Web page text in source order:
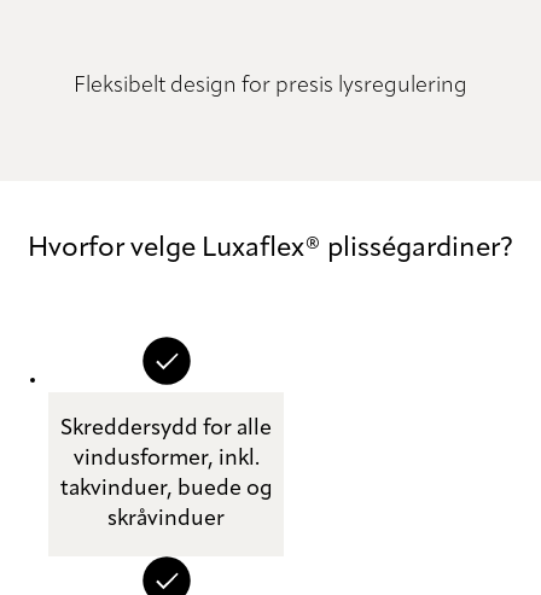
Fleksibelt design for presis lysregulering
Hvorfor velge Luxaflex® plisségardiner?
Skreddersydd for alle
vindusformer, inkl.
takvinduer, buede og
skråvinduer